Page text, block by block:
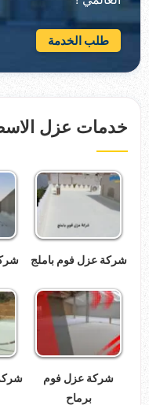
طلب الخدمة
خدمات عزل
شركة عزل فوم باملج
شركة عزل فوم
برماح